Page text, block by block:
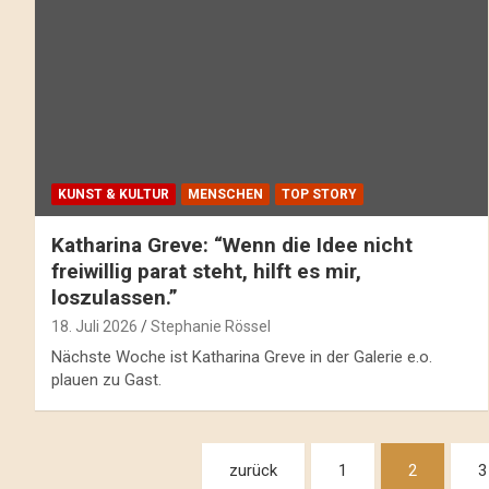
KUNST & KULTUR MENSCHEN TOP STORY
Katharina Greve: “Wenn die Idee nicht
freiwillig parat steht, hilft es mir,
loszulassen.”
18. Juli 2026 Stephanie Rössel
Nächste Woche ist Katharina Greve in der Galerie e.o.
plauen zu Gast.
Beitragsnavigation
zurück 1 2 3